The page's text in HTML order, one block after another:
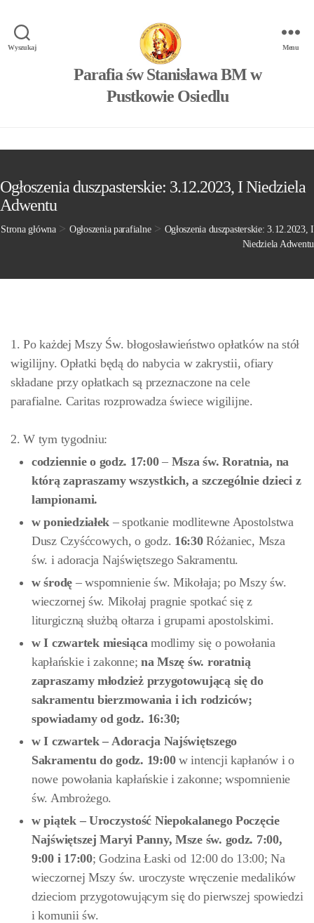
Wyszukaj
Parafia św Stanisława BM w
Pustkowie Osiedlu
Menu
Ogłoszenia duszpasterskie: 3.12.2023, I Niedziela
Adwentu
Strona główna> Ogłoszenia parafialne> Ogłoszenia duszpasterskie: 3.12.2023, I
Niedziela Adwentu
1. Po każdej Mszy Św. błogosławieństwo opłatków na stół
wigilijny. Opłatki będą do nabycia w zakrystii, ofiary
składane przy opłatkach są przeznaczone na cele
parafialne. Caritas rozprowadza świece wigilijne.
2. W tym tygodniu:
codziennie o godz. 17:00– Msza św. Roratnia, na
którą zapraszamy wszystkich, a szczególnie dzieci z
lampionami.
w poniedziałek – spotkanie modlitewne Apostolstwa
Dusz Czyśćcowych, o godz. 16:30Różaniec, Msza
św. i adoracja Najświętszego Sakramentu.
w środę – wspomnienie św. Mikołaja; po Mszy św.
wieczornej św. Mikołaj pragnie spotkać się z
liturgiczną służbą ołtarza i grupami apostolskimi.
w I czwartek miesiącamodlimy się o powołania
kapłańskie i zakonne;na Mszę św. roratnią
zapraszamy młodzież przygotowującą się do
sakramentu bierzmowania i ich rodziców;
spowiadamy od godz. 16:30;
w I czwartek – Adoracja Najświętszego
Sakramentu do godz. 19:00 w intencji kapłanów i o
nowe powołania kapłańskie i zakonne; wspomnienie
św. Ambrożego.
w piątek – Uroczystość Niepokalanego Poczęcie
Najświętszej Maryi Panny, Msze św. godz. 7:00,
9:00 i 17:00; Godzina Łaski od 12:00 do 13:00; Na
wieczornej Mszy św. uroczyste wręczenie medalików
dzieciom przygotowującym się do pierwszej spowiedzi
i komunii św.